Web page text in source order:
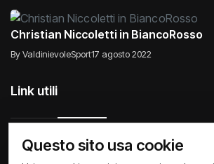
Christian Niccoletti in BiancoRosso
By ValdinievoleSport17 agosto 2022
Link utili
Raccontiamo di Noi Comunicati
Questo sito usa cookie